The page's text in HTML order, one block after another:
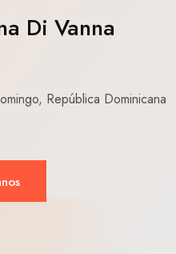
Di Vanna
República Dominicana